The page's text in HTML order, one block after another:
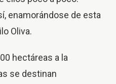
enamorándose de esta
Oliva.
hectáreas a la
se destinan